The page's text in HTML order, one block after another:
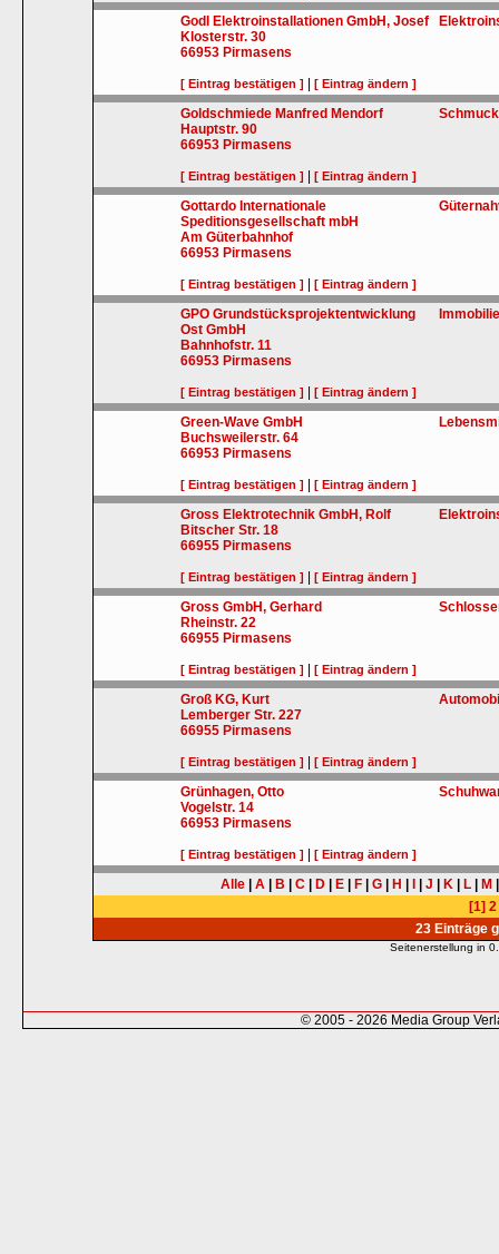
Godl Elektroinstallationen GmbH, Josef
Klosterstr. 30
66953 Pirmasens
[ Eintrag bestätigen ] |[ Eintrag ändern ]
Goldschmiede Manfred Mendorf
Hauptstr. 90
66953 Pirmasens
[ Eintrag bestätigen ] |[ Eintrag ändern ]
Gottardo Internationale
Speditionsgesellschaft mbH
Am Güterbahnhof
66953 Pirmasens
[ Eintrag bestätigen ] |[ Eintrag ändern ]
GPO Grundstücksprojektentwicklung
Ost GmbH
Bahnhofstr. 11
66953 Pirmasens
[ Eintrag bestätigen ] |[ Eintrag ändern ]
Green-Wave GmbH
Buchsweilerstr. 64
66953 Pirmasens
[ Eintrag bestätigen ] |[ Eintrag ändern ]
Gross Elektrotechnik GmbH, Rolf
Bitscher Str. 18
66955 Pirmasens
[ Eintrag bestätigen ] |[ Eintrag ändern ]
Gross GmbH, Gerhard
Rheinstr. 22
66955 Pirmasens
[ Eintrag bestätigen ] |[ Eintrag ändern ]
Groß KG, Kurt
Lemberger Str. 227
66955 Pirmasens
[ Eintrag bestätigen ] |[ Eintrag ändern ]
Grünhagen, Otto
Vogelstr. 14
66953 Pirmasens
[ Eintrag bestätigen ] |[ Eintrag ändern ]
Alle A B C D E F G H J K L M
[1] 2
23 Einträge
Seitenerstellung in
© 2005 - 2026 Media Group